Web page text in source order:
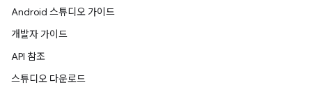
Android 스튜디오 가이드
개발자 가이드
API 참조
스튜디오 다운로드